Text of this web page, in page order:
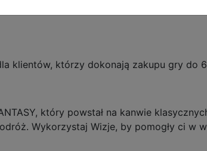
klientów, którzy dokonają zakupu gry do
który powstał na kanwie
Wykorzystaj Wizje, by pomogły ci w